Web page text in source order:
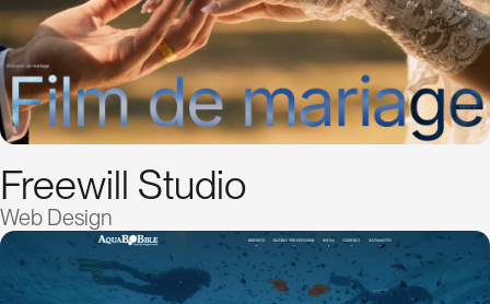
Freewill Studio
Web Design